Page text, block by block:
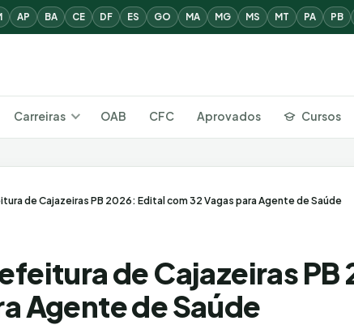
AP BA CE DF ES GO MA MG MS MT PA PB
Carreiras OAB CFC Aprovados Cursos
de Cajazeiras PB 2026: Edital com 32 Vagas para Agente de Saúde
de Cajazeiras
Agente de Saúde